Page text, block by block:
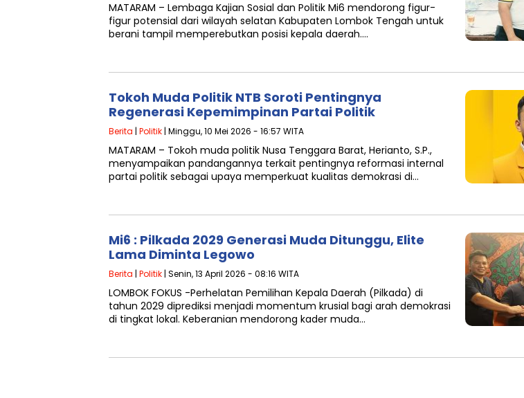
MATARAM – Lembaga Kajian Sosial dan Politik Mi6 mendorong figur-
figur potensial dari wilayah selatan Kabupaten Lombok Tengah untuk
berani tampil memperebutkan posisi kepala daerah….
Tokoh Muda Politik NTB Soroti Pentingnya
Regenerasi Kepemimpinan Partai Politik
Berita | Politik | Minggu, 10 Mei 2026 - 16:57 WITA
MATARAM – Tokoh muda politik Nusa Tenggara Barat, Herianto, S.P.,
menyampaikan pandangannya terkait pentingnya reformasi internal
partai politik sebagai upaya memperkuat kualitas demokrasi di…
Mi6 : Pilkada 2029 Generasi Muda Ditunggu, Elite
Lama Diminta Legowo
Berita | Politik | Senin, 13 April 2026 - 08:16 WITA
LOMBOK FOKUS -Perhelatan Pemilihan Kepala Daerah (Pilkada) di
tahun 2029 diprediksi menjadi momentum krusial bagi arah demokrasi
di tingkat lokal. Keberanian mendorong kader muda…